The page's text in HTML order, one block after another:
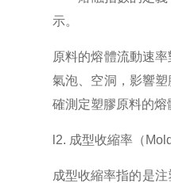
示。
原料的熔體流動速
氣泡、空洞，影響
確測定塑膠原料的
l2. 成型收縮率（
成型收縮率指的是